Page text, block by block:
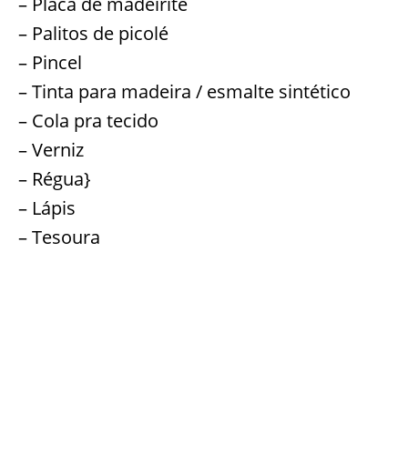
– Palitos de picolé
– Pincel
– Tinta para madeira / esmalte sintético
– Cola pra tecido
– Verniz
– Régua}
– Lápis
– Tesoura